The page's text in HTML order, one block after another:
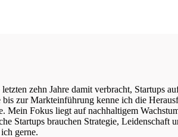
zehn Jahre damit verbracht, Startups
bis zur Markteinführung kenne ich die
Mein Fokus liegt auf nachhaltigem
Startups brauchen Strategie, Leidenschaft
gerne.